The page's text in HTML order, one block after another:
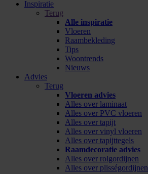
Inspiratie
Terug
Alle inspiratie
Vloeren
Raambekleding
Tips
Woontrends
Nieuws
Advies
Terug
Vloeren advies
Alles over laminaat
Alles over PVC vloeren
Alles over tapijt
Alles over vinyl vloeren
Alles over tapijttegels
Raamdecoratie advies
Alles over rolgordijnen
Alles over plisségordijnen